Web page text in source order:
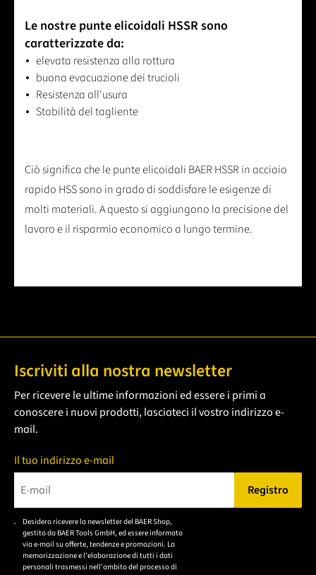
Le nostre punte elicoidali HSSR sono
caratterizzate da:
elevata resistenza alla rottura
buona evacuazione dei trucioli
Resistenza all'usura
Stabilità del tagliente
Ciò significa che le punte elicoidali BAER HSSR in acciaio
rapido HSS sono in grado di soddisfare le esigenze di
molti materiali. A questo si aggiungono la precisione del
lavoro e il risparmio economico a lungo termine.
Iscriviti alla nostra newsletter
Per ricevere le ultime informazioni ed essere i primi a
conoscere i nuovi prodotti, lasciateci il vostro indirizzo e-
mail.
Il tuo indirizzo e-mail
Bitte geben Sie eine gültige E-Mail-Adresse ein.
Registro
Desidero ricevere la newsletter del BAER Shop,
gestito da BAER Tools GmbH, ed essere informato
via e-mail su offerte, tendenze e promozioni. La
memorizzazione e l'elaborazione di tutti i dati
personali trasmessi nell'ambito del processo di